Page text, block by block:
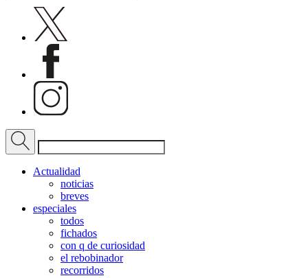
Actualidad
noticias
breves
especiales
todos
fichados
con q de curiosidad
el rebobinador
recorridos